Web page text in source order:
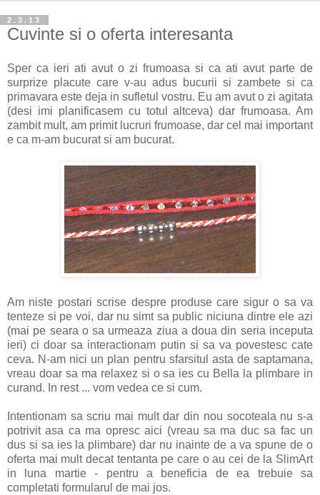
2.3.13
Cuvinte si o oferta interesanta
Sper ca ieri ati avut o zi frumoasa si ca ati avut parte de
surprize placute care v-au adus bucurii si zambete si ca
primavara este deja in sufletul vostru. Eu am avut o zi agitata
(desi imi planificasem cu totul altceva) dar frumoasa. Am
zambit mult, am primit lucruri frumoase, dar cel mai important
e ca m-am bucurat si am bucurat.
Am niste postari scrise despre produse care sigur o sa va
tenteze si pe voi, dar nu simt sa public niciuna dintre ele azi
(mai pe seara o sa urmeaza ziua a doua din seria inceputa
ieri) ci doar sa interactionam putin si sa va povestesc cate
ceva. N-am nici un plan pentru sfarsitul asta de saptamana,
vreau doar sa ma relaxez si o sa ies cu Bella la plimbare in
curand. In rest ... vom vedea ce si cum.
Intentionam sa scriu mai mult dar din nou socoteala nu s-a
potrivit asa ca ma opresc aici (vreau sa ma duc sa fac un
dus si sa ies la plimbare) dar nu inainte de a va spune de o
oferta mai mult decat tentanta pe care o au cei de la SlimArt
in luna martie - pentru a beneficia de ea trebuie sa
completati formularul de mai jos.